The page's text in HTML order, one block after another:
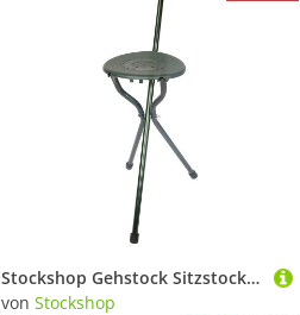
Stockshop Gehstock Sitzstock Trio Popular, Aluminium, ABS-Sitz, Dreibein
von Stockshop